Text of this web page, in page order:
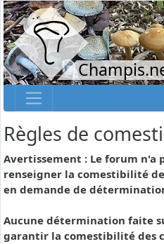
Règles de
Avertissement : Le forum n'a
renseigner la comestibilité
en demande de
Aucune détermination faite
garantir la comestibilité des